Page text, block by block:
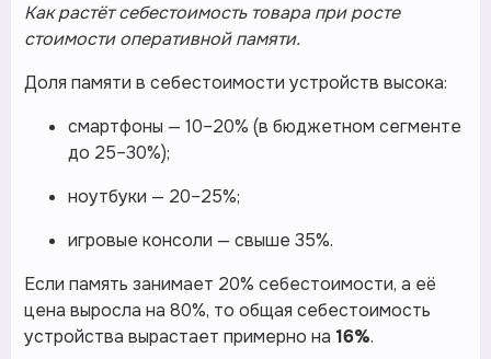
Как растёт себестоимость товара при росте
стоимости оперативной памяти.
Доля памяти в себестоимости устройств высока:
смартфоны — 10–20% (в бюджетном сегменте
до 25–30%);
ноутбуки — 20–25%;
игровые консоли — свыше 35%.
Если память занимает 20% себестоимости, а её
цена выросла на 80%, то общая себестоимость
устройства вырастает примерно на 16%.